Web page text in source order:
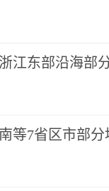
江东部沿海部
等7省区市部